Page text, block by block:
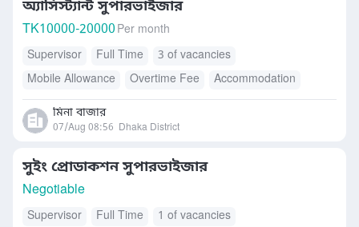
অ্যাসিস্ট্যান্ট সুপারভাইজার
TK10000-20000 Per month
Supervisor
Full Time
3 of vacancies
Mobile Allowance
Overtime Fee Accommodation
মিনা বাজার
07/Aug 08:56 Dhaka District
সুইং প্রোডাকশন সুপারভাইজার
Negotiable
Supervisor Full Time 1 of vacancies